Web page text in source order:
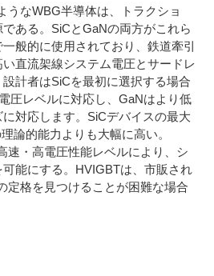
うなWBG半導体は、トラクショ
ある。SiCとGaNの両方がこれら
般的に使用されており、鉄道牽引
直流架線システム電圧とサードレ
計者はSiCを最初に選択する場合
圧レベルに対応し、GaNはより低
対応します。SiCデバイスの最大
論的能力よりも大幅に高い。
速・高電圧性能レベルにより、シ
能にする。HVIGBTは、市販され
定格を見つけることが困難な場合